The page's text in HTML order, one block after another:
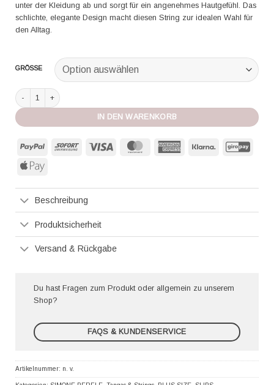
unter der Kleidung ab und sorgt für ein angenehmes Hautgefühl. Das
schlichte, elegante Design macht diesen String zur idealen Wahl für
den Alltag.
GRÖSSE
Simone Perele String Uniq peau rose Menge
IN DEN WARENKORB
PayPal Sofort MasterCard American
Klarna
Apple
Beschreibung
Produktsicherheit
Versand & Rückgabe
Du hast Fragen zum Produkt oder allgemein zu unserem
Shop?
FAQS & KUNDENSERVICE
Artikelnummer: n. v.